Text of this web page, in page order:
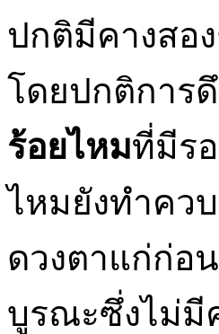
ปกติมีคางสอ
โดยปกติการ
ร้อยไหมที่มีร
ไหมยังทำคว
ดวงตาแก่ก่อ
บูรณะซึ่งไม่มี